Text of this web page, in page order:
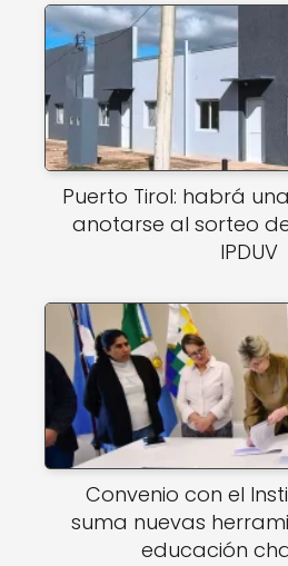
Puerto Tirol: habrá
anotarse al sorteo
IPDUV
Convenio con el
suma nuevas
educación